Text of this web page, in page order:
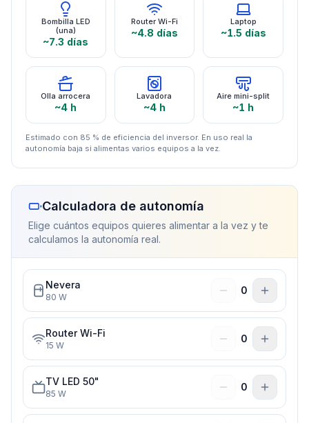
Bombilla LED
(una)
~7.3 días
Router Wi-Fi
~4.8 días
Laptop
~1.5 días
Olla arrocera
~4 h
Lavadora
~4 h
Aire mini-split
~1 h
Estimado con 85 % de eficiencia del inversor. En uso real la
autonomía baja si alimentas varios equipos a la vez.
Calculadora de autonomía
Elige cuántos equipos quieres alimentar a la vez y te
calculamos la autonomía real.
Nevera
80 W
0
Router Wi-Fi
15 W
0
TV LED 50"
85 W
0